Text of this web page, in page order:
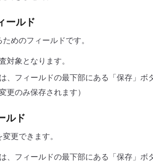
ールド
めのフィールドです。
対象となります。
、フィールドの最下部にある「保存」ボ
更のみ保存されます）
ルド
更できます。
、フィールドの最下部にある「保存」ボ